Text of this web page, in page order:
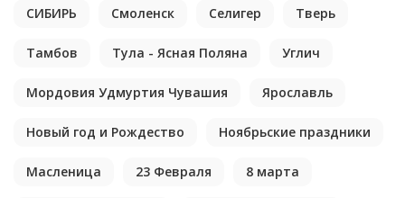
СИБИРЬ Смоленск Селигер Тверь
Тамбов Тула - Ясная Поляна Углич
Мордовия Удмуртия Чувашия Ярославль
Новый год и Рождество Ноябрьские праздники
Масленица 23 Февраля 8 марта